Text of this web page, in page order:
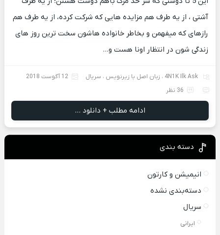
آشتی ، از یه طرف هم مزایده هایی که شرکت کرده، از یه طرف هم
رازهای که میفهمن و بخاطر خانواده هاشون سخت ترین روز های
زندگی شون در انتظار اونا هست و…
4N1K Ilk Ask ، زبان اصل با زیرنویس ، سریال
12 آگوست 2018
36 نظر
ادامه مطلب + دانلود ...
دسته بندی
انیمیشن و کارتون
دسته‌بندی نشده
سریال
ایرانی